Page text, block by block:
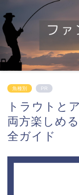
魚種別 PR
トラウトと
両方楽しめ
全ガイド